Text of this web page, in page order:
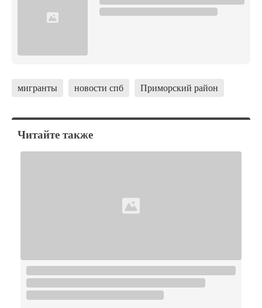
мигранты новости спб Приморский район
Читайте также